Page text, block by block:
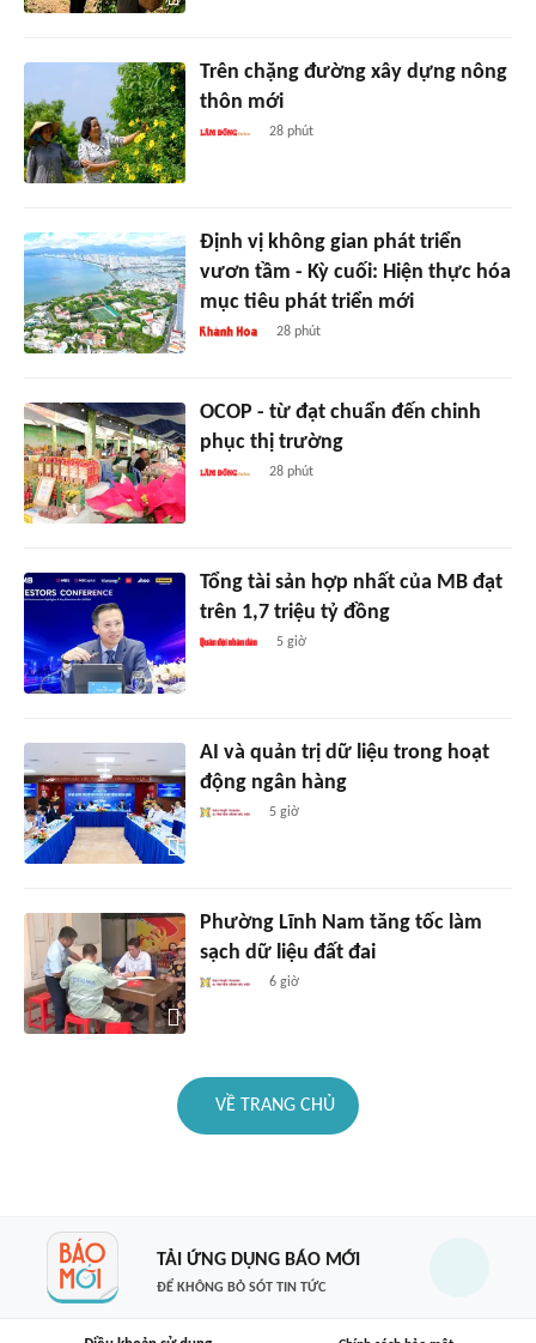
Trên chặng đường xây dựng nông
thôn mới
28 phút
Định vị không gian phát triển
vươn tầm - Kỳ cuối: Hiện thực hóa
mục tiêu phát triển mới
28 phút
OCOP - từ đạt chuẩn đến chinh
phục thị trường
28 phút
Tổng tài sản hợp nhất của MB đạt
trên 1,7 triệu tỷ đồng
5 giờ
AI và quản trị dữ liệu trong hoạt
động ngân hàng
5 giờ
Phường Lĩnh Nam tăng tốc làm
sạch dữ liệu đất đai
6 giờ
VỀ TRANG CHỦ
TẢI ỨNG DỤNG BÁO MỚI
ĐỂ KHÔNG BỎ SÓT TIN TỨC